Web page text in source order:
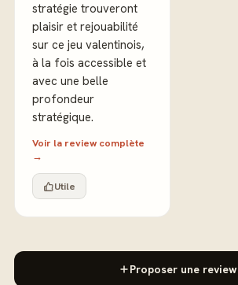
stratégie trouveront
plaisir et rejouabilité
sur ce jeu valentinois,
à la fois accessible et
avec une belle
profondeur
stratégique.
Voir la review complète
→
Utile
Proposer une review